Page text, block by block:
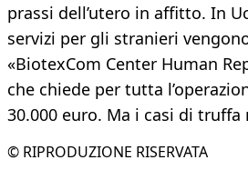
prassi dell’utero in affitto. In
servizi per gli stranieri
«BiotexCom Center Human
che chiede per tutta
30.000 euro. Ma i casi di
© RIPRODUZIONE RISERVATA